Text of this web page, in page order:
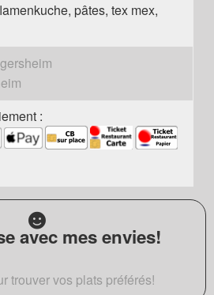
pâtes, tex mex,
:
avec mes envies!
trouver vos plats préférés!